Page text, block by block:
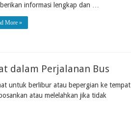
informasi lengkap dan …
More »
dalam Perjalanan Bus
untuk berlibur atau bepergian ke tempat
atau melelahkan jika tidak